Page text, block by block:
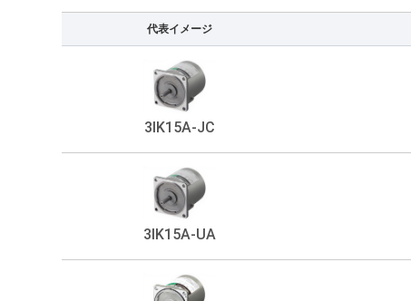
代表イメージ
3IK15A-JC
3IK15A-UA